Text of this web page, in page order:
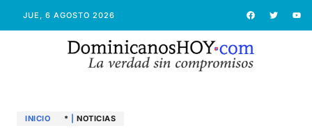
JUE, 6 AGOSTO 2026
INICIO * NOTICIAS